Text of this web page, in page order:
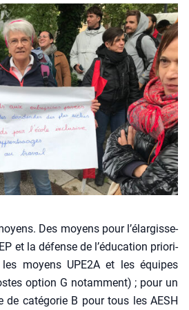
Des moyens pour l’é­lar­gis­se­
et la défense de l’éducation prio­ri­
moyens UPE2A et les équipes
option G notam­ment) ; pour un
caté­go­rie B pour tous les AESH